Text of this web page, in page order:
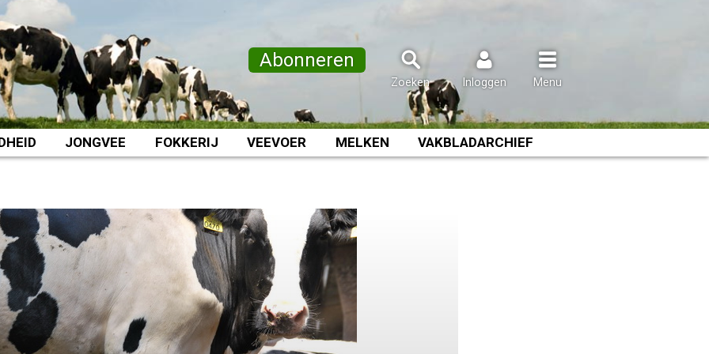
Abonneren
Zoeken Inloggen Menu
JONGVEE FOKKERIJ VEEVOER MELKEN VAKBLADARCHIEF